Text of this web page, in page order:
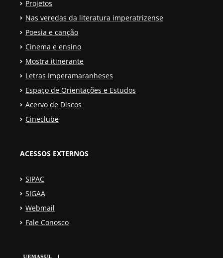
Projetos
Nas veredas da literatura imperatrizense
Poesia e canção
Cinema e ensino
Mostra itinerante
Letras Imperamaranheses
Espaço de Orientações e Estudos
Acervo de Discos
Cineclube
ACESSOS EXTERNOS
SIPAC
SIGAA
Webmail
Fale Conosco